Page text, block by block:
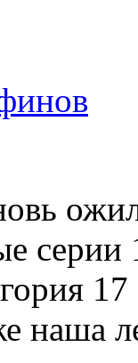
серии
наша